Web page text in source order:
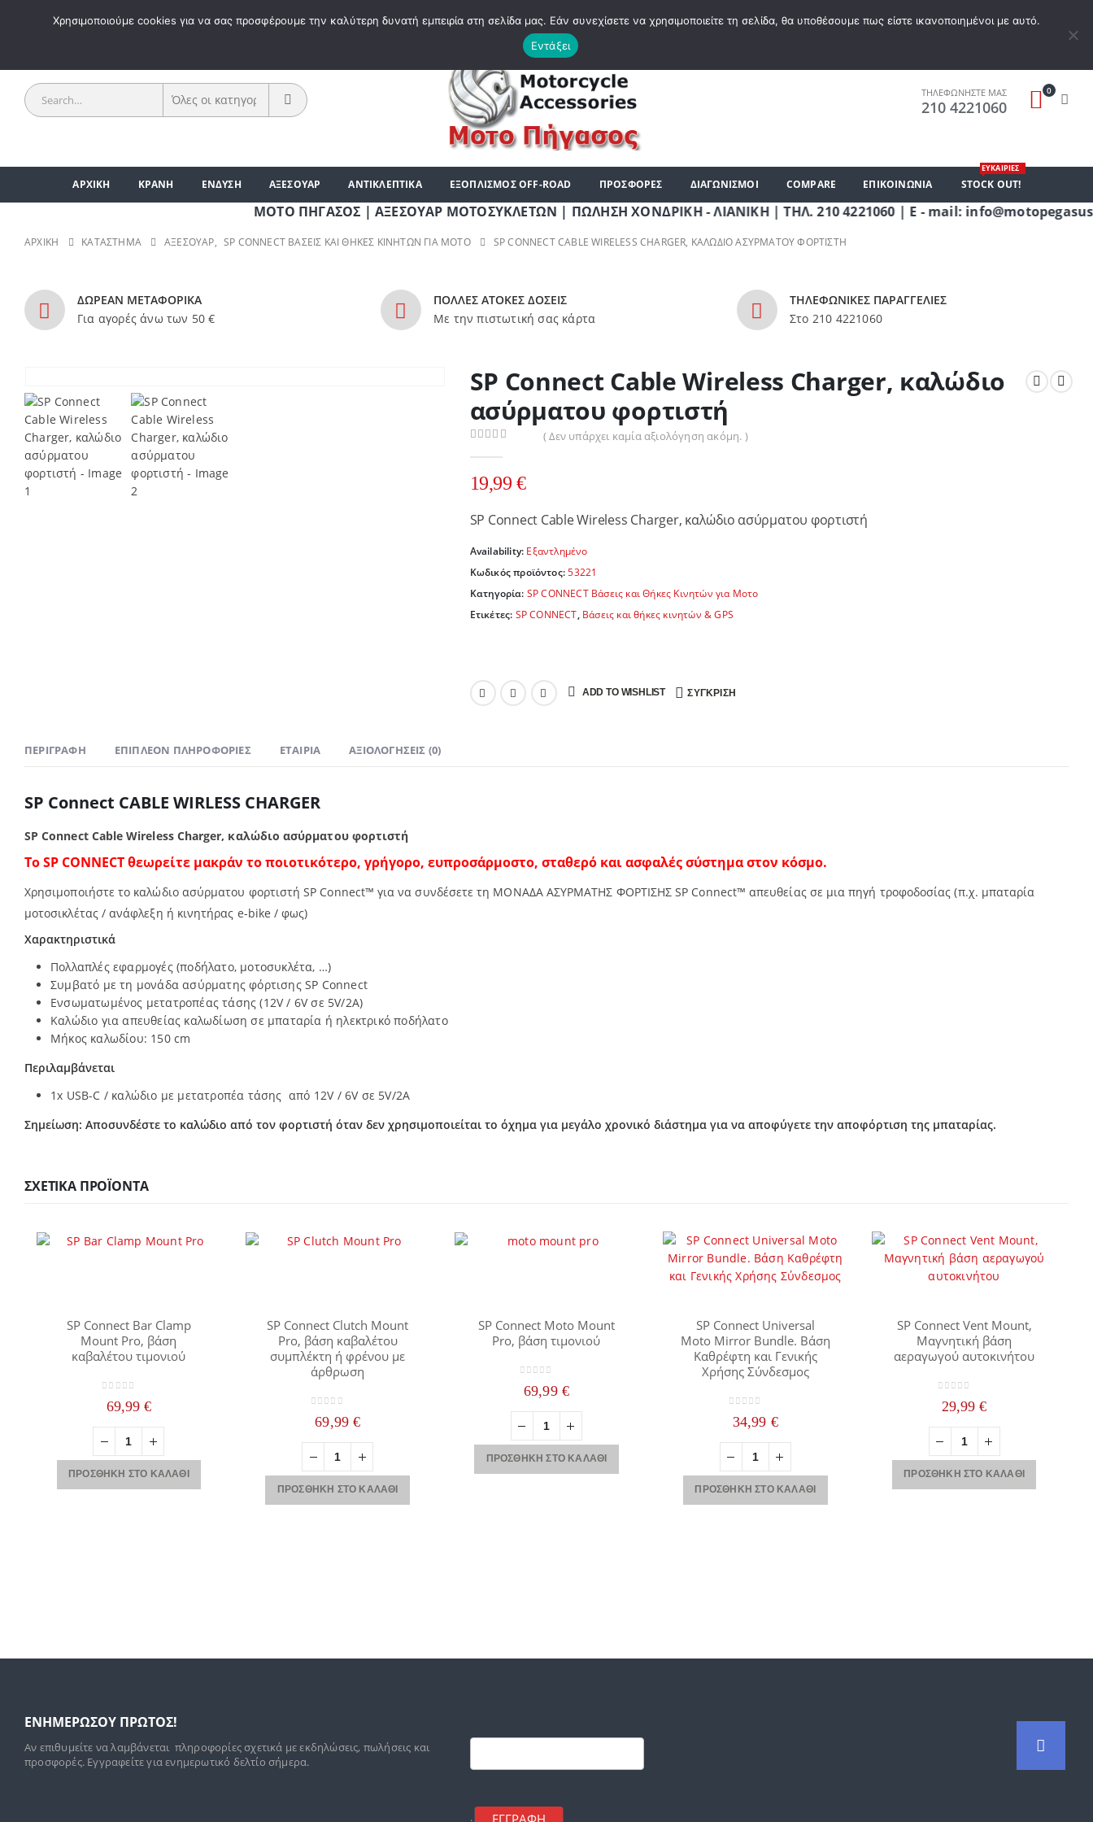
ΚΑΛΩΣ ΗΡΘΑΤΕ ΣΤΟ E-SHOP ΜΟΤΟ ΠΗΓΑΣΟΣ ! | ΣΧΕΤΙΚΆ ΜΕ ΕΜΆΣ BLOG ΛΊΣΤΑ ΕΠΙΘΥΜΙΏΝ Ο ΛΟΓΑΡΙΑΣΜΌΣ ΜΟΥ ΚΑΛΆΘΙ ΑΓΟΡΏΝ ΣΎΝΔΕΣΗ
ΤΗΛΕΦΩΝΗΣΤΕ ΜΑΣ
210 4221060
0
ΑΡΧΙΚΗ ΚΡΑΝΗ ΕΝΔΥΣΗ ΑΞΕΣΟΥΑΡ ΑΝΤΙΚΛΕΠΤΙΚΑ ΕΞΟΠΛΙΣΜΟΣ OFF-ROAD ΠΡΟΣΦΟΡΕΣ ΔΙΑΓΩΝΙΣΜΟΙ COMPARE ΕΠΙΚΟΙΝΩΝΊΑ STOCK OUT!
ΕΥΚΑΙΡΙΕΣ
ΜΟΤΟ ΠΗΓΑΣΟΣ | ΑΞΕΣΟΥΑΡ ΜΟΤΟΣΥΚΛΕΤΩΝ | ΠΩΛΗΣΗ ΧΟΝΔΡΙΚΗ - ΛΙΑΝΙΚΗ | ΤΗΛ. 210 4221060 | E - mail: info@motopegasus.com |
ΑΡΧΙΚΉ ΚΑΤΆΣΤΗΜΑ ΑΞΕΣΟΥΑΡ, SP CONNECT ΒΆΣΕΙΣ ΚΑΙ ΘΉΚΕΣ ΚΙΝΗΤΏΝ ΓΙΑ ΜΟΤΟ SP CONNECT CABLE WIRELESS CHARGER, ΚΑΛΏΔΙΟ ΑΣΎΡΜΑΤΟΥ ΦΟΡΤΙΣΤΉ
ΔΩΡΕΑΝ ΜΕΤΑΦΟΡΙΚΑ
Για αγορές άνω των 50 €
ΠΟΛΛΕΣ ΑΤΟΚΕΣ ΔΟΣΕΙΣ
Με την πιστωτική σας κάρτα
ΤΗΛΕΦΩΝΙΚΕΣ ΠΑΡΑΓΓΕΛΙΕΣ
Στο 210 4221060
SP Connect Cable Wireless Charger, καλώδιο
ασύρματου φορτιστή
( Δεν υπάρχει καμία αξιολόγηση ακόμη. )
19,99 €
SP Connect Cable Wireless Charger, καλώδιο ασύρματου φορτιστή
Availability: Εξαντλημένο
Κωδικός προϊόντος:53221
Κατηγορία: SP CONNECT Βάσεις και Θήκες Κινητών για Μοτο
Ετικέτες: SP CONNECT, Βάσεις και θήκες κινητών & GPS
ADD TO WISHLIST ΣΎΓΚΡΙΣΗ
ΠΕΡΙΓΡΑΦΉ ΕΠΙΠΛΈΟΝ ΠΛΗΡΟΦΟΡΊΕΣ ΕΤΑΙΡΊΑ ΑΞΙΟΛΟΓΉΣΕΙΣ (0)
SP Connect CABLE WIRLESS CHARGER
SP Connect Cable Wireless Charger, καλώδιο ασύρματου φορτιστή
Το SP CONNECTθεωρείτε μακράν το ποιοτικότερο, γρήγορο, ευπροσάρμοστο, σταθερό και ασφαλές σύστημα στον κόσμο.
Χρησιμοποιήστε το καλώδιο ασύρματου φορτιστή SP Connect™ για να συνδέσετε τη ΜΟΝΑΔΑ ΑΣΥΡΜΑΤΗΣ ΦΟΡΤΙΣΗΣ SP Connect™ απευθείας σε μια πηγή τροφοδοσίας (π.χ. μπαταρία
μοτοσικλέτας / ανάφλεξη ή κινητήρας e-bike / φως)
Χαρακτηριστικά
Πολλαπλές εφαρμογές (ποδήλατο, μοτοσυκλέτα, …)
Συμβατό με τη μονάδα ασύρματης φόρτισης SP Connect
Ενσωματωμένος μετατροπέας τάσης (12V / 6V σε 5V/2A)
Καλώδιο για απευθείας καλωδίωση σε μπαταρία ή ηλεκτρικό ποδήλατο
Μήκος καλωδίου: 150 cm
Περιλαμβάνεται
1x USB-C / καλώδιο με μετατροπέα τάσης από 12V / 6V σε 5V/2A
Σημείωση: Αποσυνδέστε το καλώδιο από τον φορτιστή όταν δεν χρησιμοποιείται το όχημα για μεγάλο χρονικό διάστημα για να αποφύγετε την αποφόρτιση της μπαταρίας.
ΣΧΕΤΙΚΆ ΠΡΟΪΌΝΤΑ
SP Connect Bar Clamp
Mount Pro, βάση
καβαλέτου τιμονιού
69,99€
ΠΡΟΣΘΉΚΗ ΣΤΟ ΚΑΛΆΘΙ
SP Connect Clutch Mount
Pro, βάση καβαλέτου
συμπλέκτη ή φρένου με
άρθρωση
69,99 €
ΠΡΟΣΘΉΚΗ ΣΤΟ ΚΑΛΆΘΙ
SP Connect Moto Mount
Pro, βάση τιμονιού
69,99 €
ΠΡΟΣΘΉΚΗ ΣΤΟ ΚΑΛΆΘΙ
SP Connect Universal
Moto Mirror Bundle. Βάση
Καθρέφτη και Γενικής
Χρήσης Σύνδεσμος
34,99 €
ΠΡΟΣΘΉΚΗ ΣΤΟ ΚΑΛΆΘΙ
SP Connect Vent Mount,
Μαγνητική βάση
αεραγωγού αυτοκινήτου
29,99€
ΠΡΟΣΘΉΚΗ ΣΤΟ ΚΑΛΆΘΙ
ΕΝΗΜΕΡΩΣΟΥ ΠΡΩΤΟΣ!
Αν επιθυμείτε να λαμβάνεται πληροφορίες σχετικά με εκδηλώσεις, πωλήσεις και
προσφορές. Εγγραφείτε για ενημερωτικό δελτίο σήμερα.
mailchimp
. ΕΓΓΡΑΦΗ
Χρησιμοποιούμε cookies για να σας προσφέρουμε την καλύτερη δυνατή εμπειρία στη σελίδα μας. Εάν συνεχίσετε να χρησιμοποιείτε τη σελίδα, θα υποθέσουμε πως είστε ικανοποιημένοι με αυτό.
Εντάξει